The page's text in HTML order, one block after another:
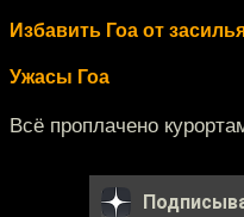
Избавить Гоа от
Ужасы Гоа
Всё проплачено